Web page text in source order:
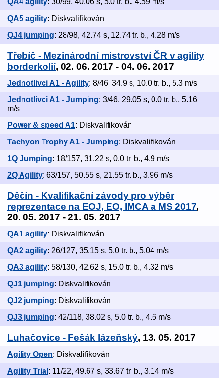
QA5 agility: Diskvalifikován
QJ4 jumping: 28/98, 42.74 s, 12.74 tr. b., 4.28 m/s
Třebíč - Mezinárodní mistrovství ČR v agility
borderkolií, 02. 06. 2017 - 04. 06. 2017
Jednotlivci A1 - Agility: 8/46, 34.9 s, 10.0 tr. b., 5.3 m/s
Jednotlivci A1 - Jumping: 3/46, 29.05 s, 0.0 tr. b., 5.16
m/s
Power & speed A1: Diskvalifikován
Tachyon Trophy A1 - Jumping: Diskvalifikován
1Q Jumping: 18/157, 31.22 s, 0.0 tr. b., 4.9 m/s
2Q Agility: 63/157, 50.55 s, 21.55 tr. b., 3.96 m/s
Děčín - Kvalifikační závody pro výběr
reprezentace na EOJ, EO, IMCA a MS 2017,
20. 05. 2017 - 21. 05. 2017
QA1 agility: Diskvalifikován
QA2 agility: 26/127, 35.15 s, 5.0 tr. b., 5.04 m/s
QA3 agility: 58/130, 42.62 s, 15.0 tr. b., 4.32 m/s
QJ1 jumping: Diskvalifikován
QJ2 jumping: Diskvalifikován
QJ3 jumping: 42/118, 38.02 s, 5.0 tr. b., 4.6 m/s
Luhačovice - Fešák lázeňský, 13. 05. 2017
Agility Open: Diskvalifikován
Agility Trial : 11/22, 49.67 s, 33.67 tr. b., 3.14 m/s